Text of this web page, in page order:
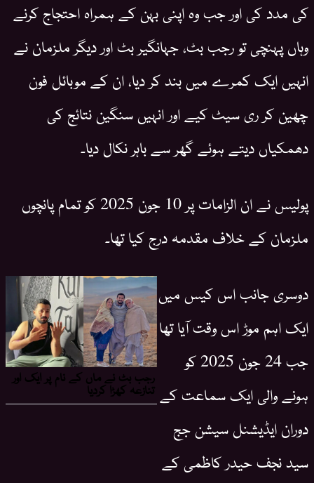
کی مدد کی اور جب وہ اپنی بہن کے ہمراہ احتجاج کرنے
وہاں پہنچی تو رجب بٹ، جہانگیر بٹ اور دیگر ملزمان نے
انہیں ایک کمرے میں بند کر دیا، ان کے موبائل فون
چھین کر ری سیٹ کیے اور انہیں سنگین نتائج کی
دھمکیاں دیتے ہوئے گھر سے باہر نکال دیا۔
پولیس نے ان الزامات پر 10 جون 2025 کو تمام پانچوں
ملزمان کے خلاف مقدمہ درج کیا تھا۔
دوسری جانب اس کیس میں
ایک اہم موڑ اس وقت آیا تھا
جب 24 جون 2025 کو
ہونے والی ایک سماعت کے
دوران ایڈیشنل سیشن جج
سید نجف حیدر کاظمی کے